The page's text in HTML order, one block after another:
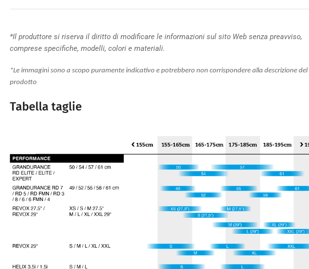
*Il produttore si riserva il diritto di modificare le informazioni sul sito Web senza preavviso,
comprese specifiche, modelli, colori e materiali.
*Le immagini sono a scopo puramente indicativo e potrebbero non corrispondere alla descrizione del
prodotto
Tabella taglie